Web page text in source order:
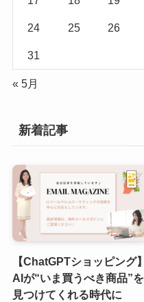
24 25 26
31
« 5月
新着記事
【ChatGPTショッピング】
AIが“いま買うべき商品”を
見つけてくれる時代に